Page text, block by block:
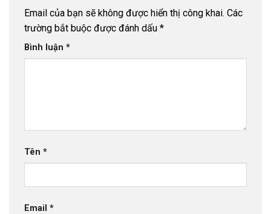
Email của bạn sẽ không được hiển thị công khai. Các
trường bắt buộc được đánh dấu *
Bình luận *
Tên *
Email *